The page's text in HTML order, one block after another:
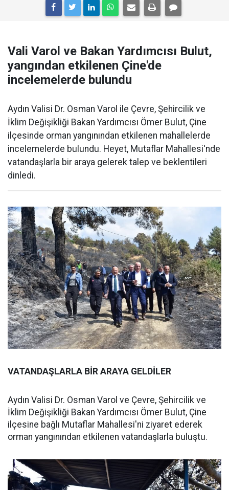
Vali Varol ve Bakan Yardımcısı Bulut,
yangından etkilenen Çine'de
incelemelerde bulundu
Aydın Valisi Dr. Osman Varol ile Çevre, Şehircilik ve
İklim Değişikliği Bakan Yardımcısı Ömer Bulut, Çine
ilçesinde orman yangınından etkilenen mahallelerde
incelemelerde bulundu. Heyet, Mutaflar Mahallesi'nde
vatandaşlarla bir araya gelerek talep ve beklentileri
dinledi.
VATANDAŞLARLA BİR ARAYA GELDİLER
Aydın Valisi Dr. Osman Varol ve Çevre, Şehircilik ve
İklim Değişikliği Bakan Yardımcısı Ömer Bulut, Çine
ilçesine bağlı Mutaflar Mahallesi'ni ziyaret ederek
orman yangınından etkilenen vatandaşlarla buluştu.